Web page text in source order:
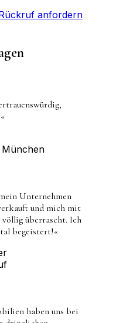
anfordern
«
Unternehmen
und mich mit
überrascht. Ich
begeistert!«
haben uns bei